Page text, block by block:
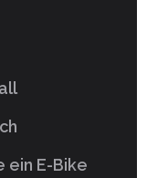
ein E-Bike